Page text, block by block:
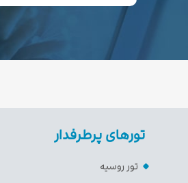
تورهای پرطرفدار
تور روسیه